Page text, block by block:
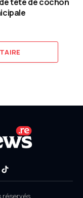
TikTok
réservés.